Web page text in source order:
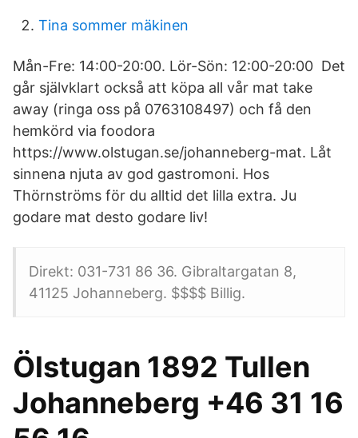
Tina sommer mäkinen
Mån-Fre: 14:00-20:00. Lör-Sön: 12:00-20:00 Det
går självklart också att köpa all vår mat take
away (ringa oss på 0763108497) och få den
hemkörd via foodora
https://www.olstugan.se/johanneberg-mat. Låt
sinnena njuta av god gastromoni. Hos
Thörnströms för du alltid det lilla extra. Ju
godare mat desto godare liv!
Direkt: 031-731 86 36. Gibraltargatan 8,
41125 Johanneberg. $$$$ Billig.
Ölstugan 1892 Tullen
Johanneberg +46 31 16